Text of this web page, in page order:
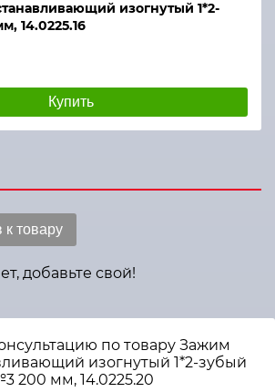
изогнутый 1*2-
14.0225.16
Купить
к товару
добавьте свой!
по товару Зажим
изогнутый 1*2-зубый
200 мм, 14.0225.20